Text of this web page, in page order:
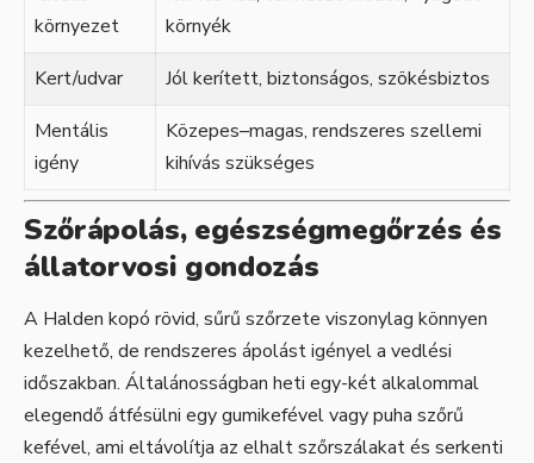
környezet
környék
Kert/udvar
Jól kerített, biztonságos, szökésbiztos
Mentális
igény
Közepes–magas, rendszeres szellemi
kihívás szükséges
Szőrápolás, egészségmegőrzés és
állatorvosi gondozás
A Halden kopó rövid, sűrű szőrzete viszonylag könnyen
kezelhető, de rendszeres ápolást igényel a vedlési
időszakban. Általánosságban heti egy-két alkalommal
elegendő átfésülni egy gumikefével vagy puha szőrű
kefével, ami eltávolítja az elhalt szőrszálakat és serkenti